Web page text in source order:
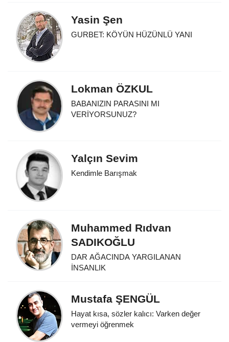
Yasin Şen
GURBET: KÖYÜN HÜZÜNLÜ YANI
Lokman ÖZKUL
BABANIZIN PARASINI MI
VERİYORSUNUZ?
Yalçın Sevim
Kendimle Barışmak
Muhammed Rıdvan
SADIKOĞLU
DAR AĞACINDA YARGILANAN
İNSANLIK
Mustafa ŞENGÜL
Hayat kısa, sözler kalıcı: Varken değer
vermeyi öğrenmek